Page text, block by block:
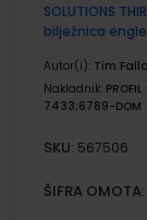
SOLUTIONS
bilježnica
Autor(i): Tim
Nakladnik:
7433;6789-DOM
SKU: 567506
ŠIFRA OMOTA: